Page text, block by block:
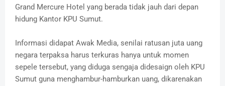
Grand Mercure Hotel yang berada tidak jauh dari depan
hidung Kantor KPU Sumut.
Informasi didapat Awak Media, senilai ratusan juta uang
negara terpaksa harus terkuras hanya untuk momen
sepele tersebut, yang diduga sengaja didesaign oleh KPU
Sumut guna menghambur-hamburkan uang, dikarenakan